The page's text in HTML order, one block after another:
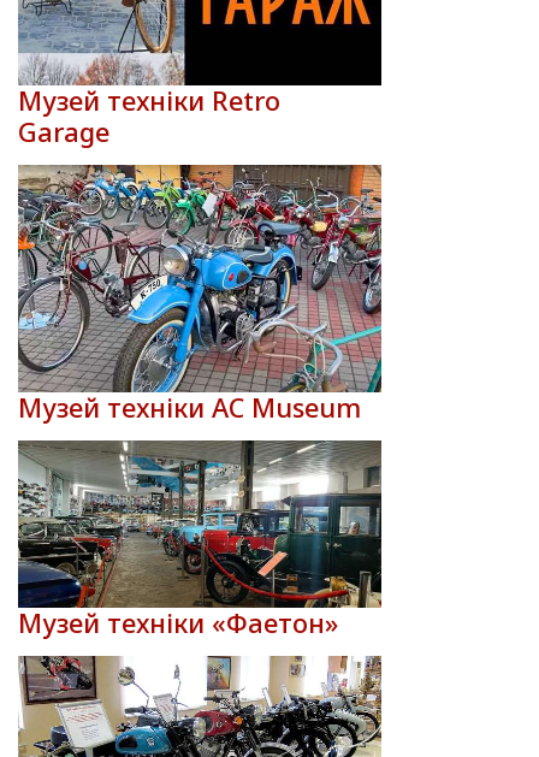
Музей техніки Retro
Garage
Музей техніки AC Museum
Музей техніки «Фаетон»